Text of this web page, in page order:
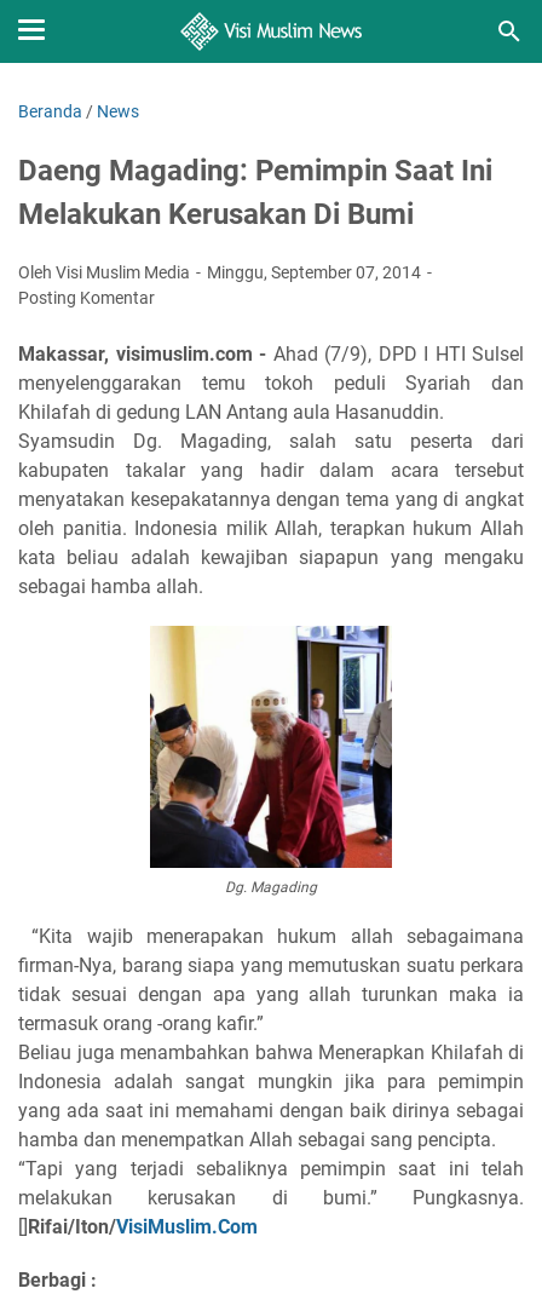
Beranda / News
Daeng Magading: Pemimpin Saat Ini
Melakukan Kerusakan Di Bumi
Oleh Visi Muslim Media
Minggu, September 07, 2014
Posting Komentar
Makassar, visimuslim.com - Ahad (7/9), DPD I HTI Sulsel
menyelenggarakan temu tokoh peduli Syariah dan
Khilafah di gedung LAN Antang aula Hasanuddin.
Syamsudin Dg. Magading, salah satu peserta dari
kabupaten takalar yang hadir dalam acara tersebut
menyatakan kesepakatannya dengan tema yang di angkat
oleh panitia. Indonesia milik Allah, terapkan hukum Allah
kata beliau adalah kewajiban siapapun yang mengaku
sebagai hamba allah.
Dg. Magading
“Kita wajib menerapakan hukum allah sebagaimana
firman-Nya, barang siapa yang memutuskan suatu perkara
tidak sesuai dengan apa yang allah turunkan maka ia
termasuk orang -orang kafir.”
Beliau juga menambahkan bahwa Menerapkan Khilafah di
Indonesia adalah sangat mungkin jika para pemimpin
yang ada saat ini memahami dengan baik dirinya sebagai
hamba dan menempatkan Allah sebagai sang pencipta.
“Tapi yang terjadi sebaliknya pemimpin saat ini telah
melakukan kerusakan di bumi.” Pungkasnya.
[]Rifai/Iton/VisiMuslim.Com
Berbagi :